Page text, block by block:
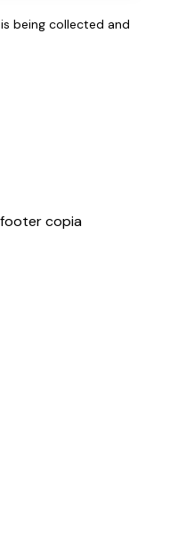
being collected and